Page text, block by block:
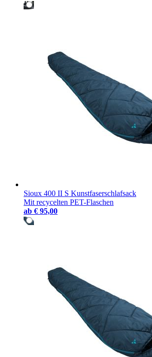
Sioux 400 II S Kunstfaserschlafsack
Mit recycelten PET-Flaschen
ab € 95,00